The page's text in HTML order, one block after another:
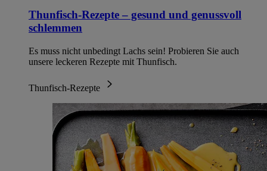
Thunfisch-Rezepte – gesund und genussvoll
schlemmen
Es muss nicht unbedingt Lachs sein! Probieren Sie auch
unsere leckeren Rezepte mit Thunfisch.
Thunfisch-Rezepte